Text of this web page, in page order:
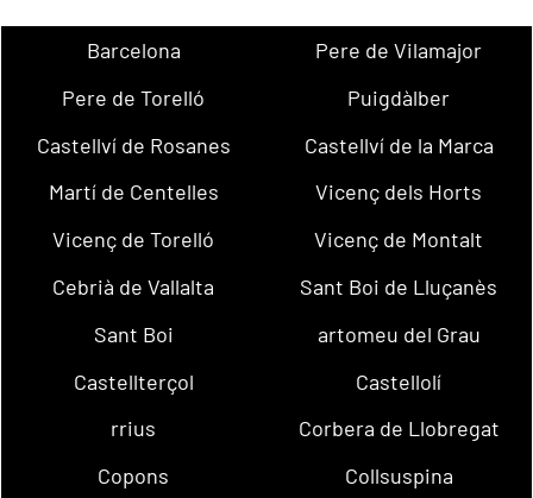
Barcelona
Pere de Vilamajor
Pere de Torelló
Puigdàlber
Castellví de Rosanes
Castellví de la Marca
Martí de Centelles
Vicenç dels Horts
Vicenç de Torelló
Vicenç de Montalt
Cebrià de Vallalta
Sant Boi de Lluçanès
Sant Boi
artomeu del Grau
Castellterçol
Castellolí
rrius
Corbera de Llobregat
Copons
Collsuspina